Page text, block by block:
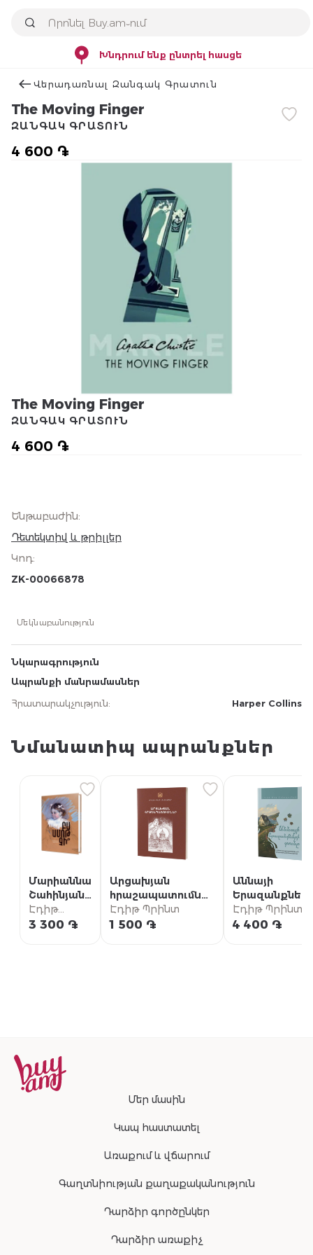
Խնդրում ենք ընտրել հասցե
Վերադառնալ Զանգակ Գրատուն
The Moving Finger
4 600 ֏
ԶԱՆԳԱԿ ԳՐԱՏՈՒՆ
The Moving Finger
4 600 ֏
ԶԱՆԳԱԿ ԳՐԱՏՈՒՆ
Ենթաբաժին:
Դետեկտիվ և թրիլլեր
Կոդ:
ZK-00066878
Մեկնաբանություն
Նկարագրություն
Ապրանքի մանրամասներ
Հրատարակչություն: Harper Collins
Նմանատիպ ապրանքներ
Մարիաննա
Շահինյան /
Բա ամոթ
չի՞
Էդիթ
Պրինտ
3 300 ֏
Արցախյան
հրաշապատումներ
/ Մաս Ա (Արցախի
թեմի
Էդիթ Պրինտ
1 500 ֏
Աննայի
Երազանքների
տունը {5} /
«Աննան
Էդիթ Պրինտ
4 400 ֏
Մեր մասին
Կապ հաստատել
Առաքում և վճարում
Գաղտնիության քաղաքականություն
Դարձիր գործընկեր
Դարձիր առաքիչ